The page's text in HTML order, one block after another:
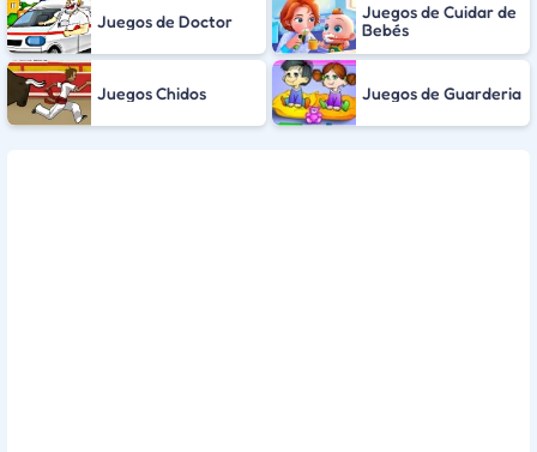
Juegos de Doctor
Juegos de Cuidar de
Bebés
Juegos Chidos Juegos de Guarderia